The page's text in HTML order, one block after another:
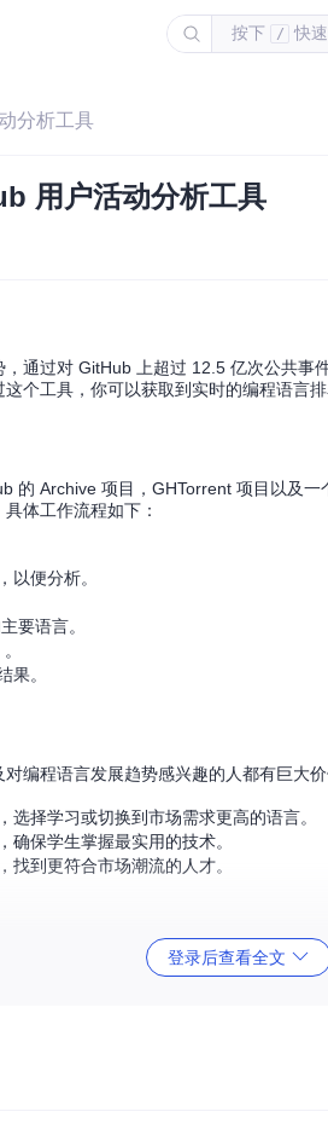
按下 / 快
分析工具
用户活动分析工具
通过对 GitHub 上超过 12.5 亿次公共
个工具，你可以获取到实时的编程语言排
的 Archive 项目，GHTorrent 项目以及
体工作流程如下：
以便分析。
要语言。
果。
编程语言发展趋势感兴趣的人都有巨大价
择学习或切换到市场需求更高的语言。
确保学生掌握最实用的技术。
到更符合市场潮流的人才。
2011 年至今的 GitHub 全部公开事件。
方便理解。
登录后查看全文